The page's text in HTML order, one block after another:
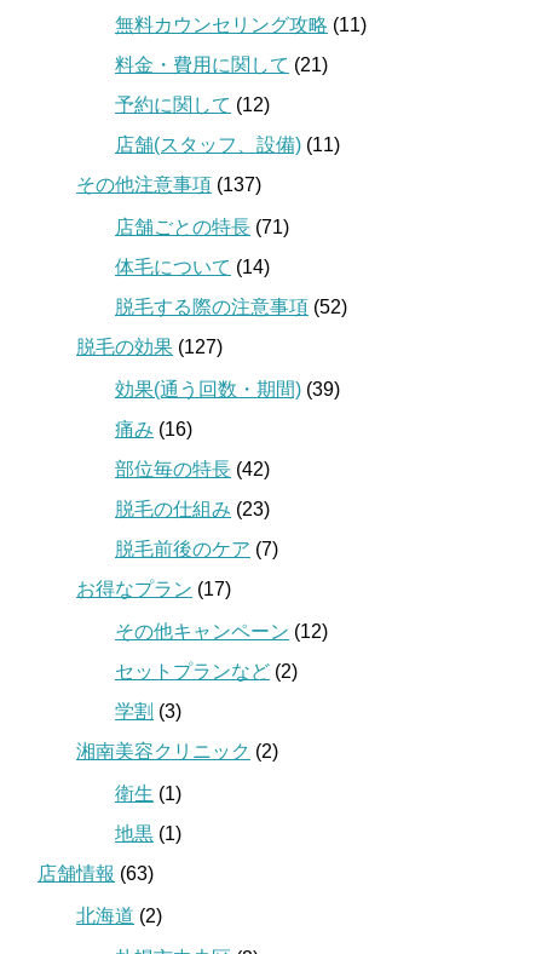
無料カウンセリング攻略 (11)
料金・費用に関して (21)
予約に関して (12)
店舗(スタッフ、設備) (11)
その他注意事項 (137)
店舗ごとの特長 (71)
体毛について (14)
脱毛する際の注意事項 (52)
脱毛の効果 (127)
効果(通う回数・期間) (39)
痛み (16)
部位毎の特長 (42)
脱毛の仕組み (23)
脱毛前後のケア (7)
お得なプラン (17)
その他キャンペーン (12)
セットプランなど (2)
学割 (3)
湘南美容クリニック (2)
衛生 (1)
地黒 (1)
店舗情報 (63)
北海道 (2)